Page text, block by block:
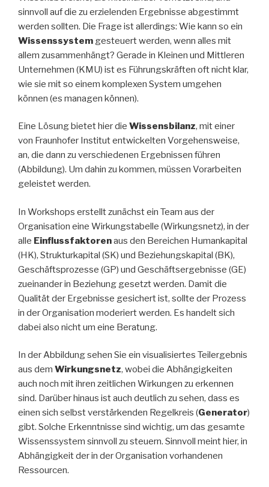
sinnvoll auf die zu erzielenden Ergebnisse abgestimmt
werden sollten. Die Frage ist allerdings: Wie kann so ein
Wissenssystem gesteuert werden, wenn alles mit
allem zusammenhängt? Gerade in Kleinen und Mittleren
Unternehmen (KMU) ist es Führungskräften oft nicht klar,
wie sie mit so einem komplexen System umgehen
können (es managen können).
Eine Lösung bietet hier die Wissensbilanz, mit einer
von Fraunhofer Institut entwickelten Vorgehensweise,
an, die dann zu verschiedenen Ergebnissen führen
(Abbildung). Um dahin zu kommen, müssen Vorarbeiten
geleistet werden.
In Workshops erstellt zunächst ein Team aus der
Organisation eine Wirkungstabelle (Wirkungsnetz), in der
alle Einflussfaktorenaus den Bereichen Humankapital
(HK), Strukturkapital (SK) und Beziehungskapital (BK),
Geschäftsprozesse (GP) und Geschäftsergebnisse (GE)
zueinander in Beziehung gesetzt werden. Damit die
Qualität der Ergebnisse gesichert ist, sollte der Prozess
in der Organisation moderiert werden. Es handelt sich
dabei also nicht um eine Beratung.
In der Abbildung sehen Sie ein visualisiertes Teilergebnis
aus dem Wirkungsnetz, wobei die Abhängigkeiten
auch noch mit ihren zeitlichen Wirkungen zu erkennen
sind. Darüber hinaus ist auch deutlich zu sehen, dass es
einen sich selbst verstärkenden Regelkreis (Generator)
gibt. Solche Erkenntnisse sind wichtig, um das gesamte
Wissenssystem sinnvoll zu steuern. Sinnvoll meint hier, in
Abhängigkeit der in der Organisation vorhandenen
Ressourcen.